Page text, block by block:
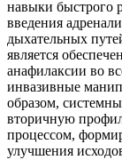
навыки быстрого
введения
дыхательных
является
анафилаксии во
инвазивные
образом,
вторичную
процессом,
улучшения